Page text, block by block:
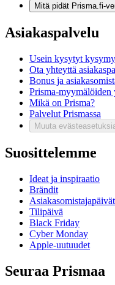
Mitä pidät Prisma.fi-
Asiakaspalvelu
Usein kysytyt
Ota yhteyttä
Bonus ja
Prisma-myymälöiden
Mikä on Prisma?
Palvelut Prismassa
Muuta
Suosittelemme
Ideat ja inspiraatio
Brändit
Asiakasomistajapäivät
Tilipäivä
Black Friday
Cyber Monday
Apple-uutuudet
Seuraa Prismaa